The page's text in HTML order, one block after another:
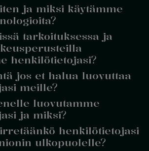
miksi käytämme
ja
henkilötietojasi?
et halua luovuttaa
meille?
luovutamme
ja miksi?
henkilötietojasi
ulkopuolelle?